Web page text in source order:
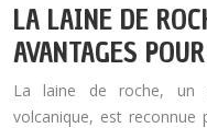
LA LAINE DE
AVANTAGES
La laine de roche, un
volcanique, est reconnue